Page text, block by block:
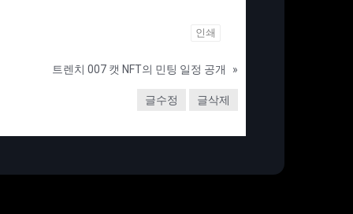
인쇄
트렌치 007 캣 NFT의 민팅 일정 공개 »
글수정 글삭제